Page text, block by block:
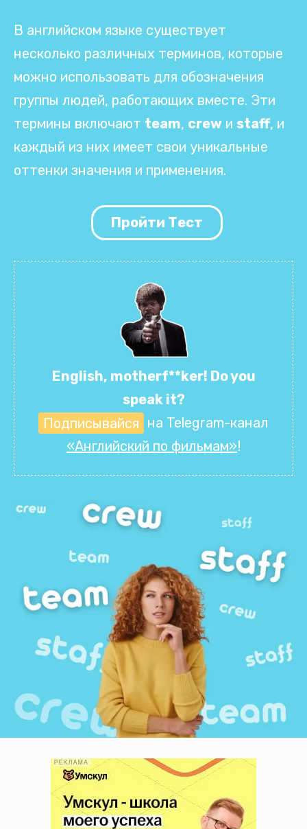
В английском языке существует
несколько различных терминов, которые
можно использовать для обозначения
группы людей, работающих вместе. Эти
термины включают team, crew и staff, и
каждый из них имеет свои уникальные
оттенки значения и применения.
Пройти Тест
English, motherf**ker! Do you
speak it?
Подписывайся на Telegram-канал
«Английский по фильмам»!